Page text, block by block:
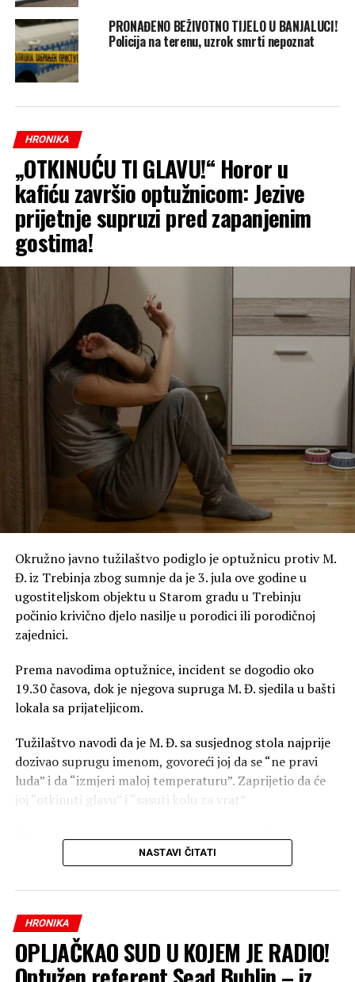
PRONAĐENO BEŽIVOTNO TIJELO U BANJALUCI!
Policija na terenu, uzrok smrti nepoznat
HRONIKA
„OTKINUĆU TI GLAVU!“ Horor u
kafiću završio optužnicom: Jezive
prijetnje supruzi pred zapanjenim
gostima!
Okružno javno tužilaštvo podiglo je optužnicu protiv M.
Đ. iz Trebinja zbog sumnje da je 3. jula ove godine u
ugostiteljskom objektu u Starom gradu u Trebinju
počinio krivično djelo nasilje u porodici ili porodičnoj
zajednici.
Prema navodima optužnice, incident se dogodio oko
19.30 časova, dok je njegova supruga M. Đ. sjedila u bašti
lokala sa prijateljicom.
Tužilaštvo navodi da je M. Đ. sa susjednog stola najprije
dozivao suprugu imenom, govoreći joj da se “ne pravi
luda” i da “izmjeri maloj temperaturu”. Zaprijetio da će
joj “otkinuti glavu” i “sasuti kolu za vrat”
sok i gubi se kući”, nakon čega joj je, prema optužnici,
za vrat”.
U optužnici se dalje navodi da se desetak minuta kasnije,
njegovo društvo sa kojim je sjedio razišlo.
NASTAVI ČITATI
HRONIKA
OPLJAČKAO SUD U KOJEM JE RADIO!